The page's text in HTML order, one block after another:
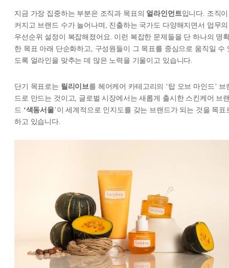
지금 가장 집중하는 부분은 조직과 목표의 얼라인먼트입니다. 조직이
커지고 브랜드 수가 늘어나며, 진출하는 국가도 다양해지면서 업무의
우선순위 설정이 복잡해졌어요. 이런 복잡한 문제들을 단 하나의 명
한 목표 아래 단순화하고, 구성원들이 그 목표를 중심으로 움직일 수
도록 얼라인을 맞추는 데 많은 노력을 기울이고 있습니다.
단기 목표로는 릴리이브를 헤어케어 카테고리의 ‘탑 오브 마인드’ 브
드로 만드는 것이고, 글로벌 시장에서는 새롭게 출시한 스킨케어 브
드 ‘색동서울’이 세계적으로 인지도를 갖는 브랜드가 되는 것을 목표
하고 있습니다.